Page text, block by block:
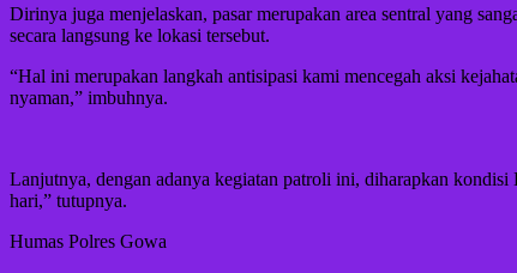
Dirinya juga menjelaskan, pasar merupakan area sentral yang
secara langsung ke lokasi tersebut.
“Hal ini merupakan langkah antisipasi kami mencegah aksi
nyaman,” imbuhnya.
Lanjutnya, dengan adanya kegiatan patroli ini, diharapkan kondisi
hari,” tutupnya.
Humas Polres Gowa